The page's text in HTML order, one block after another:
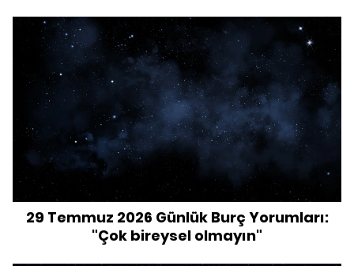
29 Temmuz 2026 Günlük Burç Yorumları:
"Çok bireysel olmayın"